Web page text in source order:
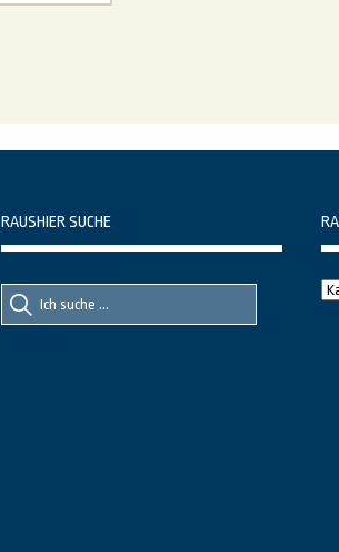
RAUSHIER SUCHE
Suche
nach::
Suche
nach: